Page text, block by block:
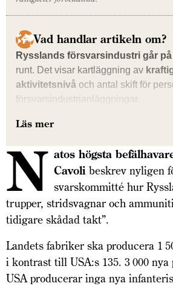
Vad handlar artikeln om?
Rysslands försvarsindustri går
runt. Det visar kartläggning av
aktivitetsnivå och antal skift för
försvarsindustri­anläggningar.
Läs mer
N atos högsta
Cavoli beskrev ny­­l­igen
svars­­­­kommitté hur
trupper, stridsvagnar och
tidigare skådad takt”.
Landets fabriker ska producera 1
i kontrast till USA:s 135. 3 000 nya
USA producerar inga nya